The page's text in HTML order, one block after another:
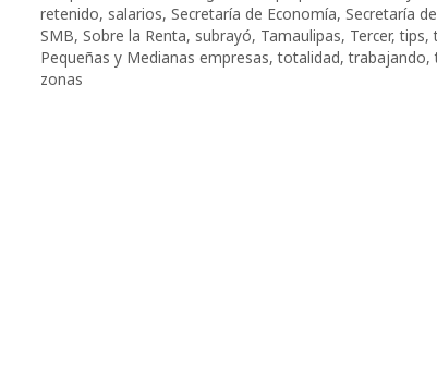
retenido, salarios, Secretaría de Economía, Secretaría
SMB, Sobre la Renta, subrayó, Tamaulipas, Tercer,tips,
Pequeñas y Medianas empresas,totalidad,trabajando,
zonas